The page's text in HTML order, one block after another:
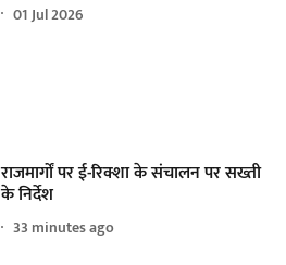
01 Jul 2026
राजमार्गों पर ई-रिक्शा के संचालन पर सख्ती
के निर्देश
33 minutes ago